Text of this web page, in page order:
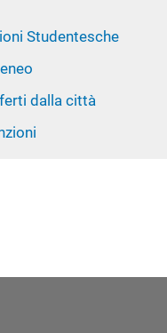
Studentesche
dalla città